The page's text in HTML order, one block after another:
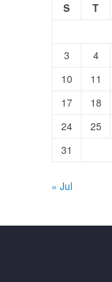
S
T
3
4
10
11
17
18
24
25
31
« Jul